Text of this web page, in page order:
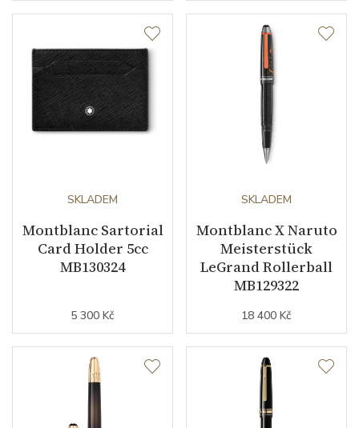
SKLADEM
Montblanc Sartorial
Card Holder 5cc
MB130324
5 300 Kč
SKLADEM
Montblanc X Naruto
Meisterstück
LeGrand Rollerball
MB129322
18 400 Kč